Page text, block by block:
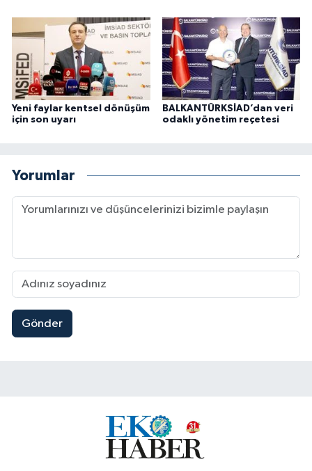
Yeni faylar kentsel dönüşüm
için son uyarı
BALKANTÜRKSİAD’dan veri
odaklı yönetim reçetesi
Yorumlar
Gönder